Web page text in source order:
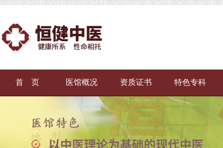
首 页 医馆概况 资质证书 特色专科